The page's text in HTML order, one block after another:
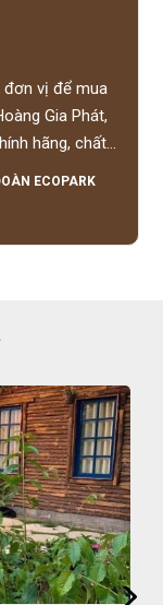
đơn vị để mua
Gia Phát,
hãng, chất
tình.
ECOPARK